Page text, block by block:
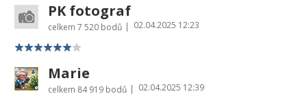
PK fotograf
celkem 7 520 bodů | 02.04.2025 12:23
Marie
celkem 84 919 bodů | 02.04.2025 12:39